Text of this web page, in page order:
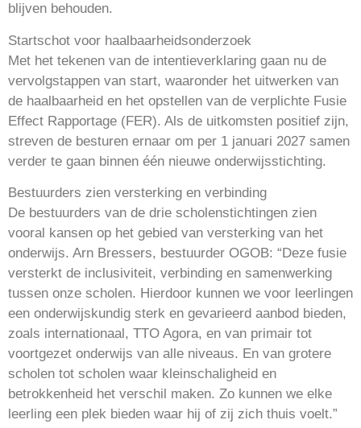
blijven behouden.
Startschot voor haalbaarheidsonderzoek
Met het tekenen van de intentieverklaring gaan nu de
vervolgstappen van start, waaronder het uitwerken van
de haalbaarheid en het opstellen van de verplichte Fusie
Effect Rapportage (FER). Als de uitkomsten positief zijn,
streven de besturen ernaar om per 1 januari 2027 samen
verder te gaan binnen één nieuwe onderwijsstichting.
Bestuurders zien versterking en verbinding
De bestuurders van de drie scholenstichtingen zien
vooral kansen op het gebied van versterking van het
onderwijs. Arn Bressers, bestuurder OGOB: “Deze fusie
versterkt de inclusiviteit, verbinding en samenwerking
tussen onze scholen. Hierdoor kunnen we voor leerlingen
een onderwijskundig sterk en gevarieerd aanbod bieden,
zoals internationaal, TTO Agora, en van primair tot
voortgezet onderwijs van alle niveaus. En van grotere
scholen tot scholen waar kleinschaligheid en
betrokkenheid het verschil maken. Zo kunnen we elke
leerling een plek bieden waar hij of zij zich thuis voelt.”